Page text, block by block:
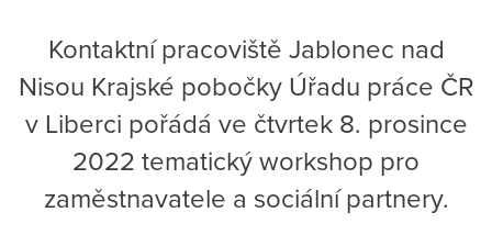
Kontaktní pracoviště Jablonec nad
Nisou Krajské pobočky Úřadu práce ČR
v Liberci pořádá ve čtvrtek 8. prosince
2022 tematický workshop pro
zaměstnavatele a sociální partnery.